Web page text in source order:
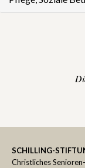
SCHILLING-
Christliches